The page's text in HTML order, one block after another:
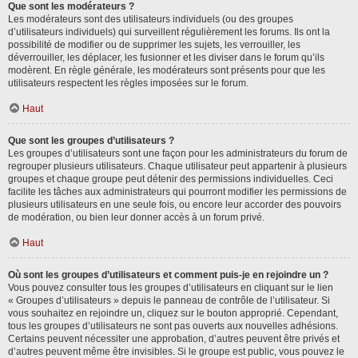
Que sont les modérateurs ?
Les modérateurs sont des utilisateurs individuels (ou des groupes
d’utilisateurs individuels) qui surveillent régulièrement les forums. Ils ont la
possibilité de modifier ou de supprimer les sujets, les verrouiller, les
déverrouiller, les déplacer, les fusionner et les diviser dans le forum qu’ils
modèrent. En règle générale, les modérateurs sont présents pour que les
utilisateurs respectent les règles imposées sur le forum.
Haut
Que sont les groupes d’utilisateurs ?
Les groupes d’utilisateurs sont une façon pour les administrateurs du forum de
regrouper plusieurs utilisateurs. Chaque utilisateur peut appartenir à plusieurs
groupes et chaque groupe peut détenir des permissions individuelles. Ceci
facilite les tâches aux administrateurs qui pourront modifier les permissions de
plusieurs utilisateurs en une seule fois, ou encore leur accorder des pouvoirs
de modération, ou bien leur donner accès à un forum privé.
Haut
Où sont les groupes d’utilisateurs et comment puis-je en rejoindre un ?
Vous pouvez consulter tous les groupes d’utilisateurs en cliquant sur le lien
« Groupes d’utilisateurs » depuis le panneau de contrôle de l’utilisateur. Si
vous souhaitez en rejoindre un, cliquez sur le bouton approprié. Cependant,
tous les groupes d’utilisateurs ne sont pas ouverts aux nouvelles adhésions.
Certains peuvent nécessiter une approbation, d’autres peuvent être privés et
d’autres peuvent même être invisibles. Si le groupe est public, vous pouvez le